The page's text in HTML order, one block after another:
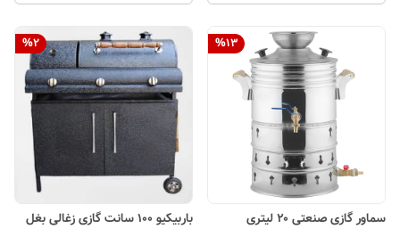
%13
سماور گازی صنعتی ۲۰ لیتری
%2
باربیکیو 100 سانت گازی زغالی بغل